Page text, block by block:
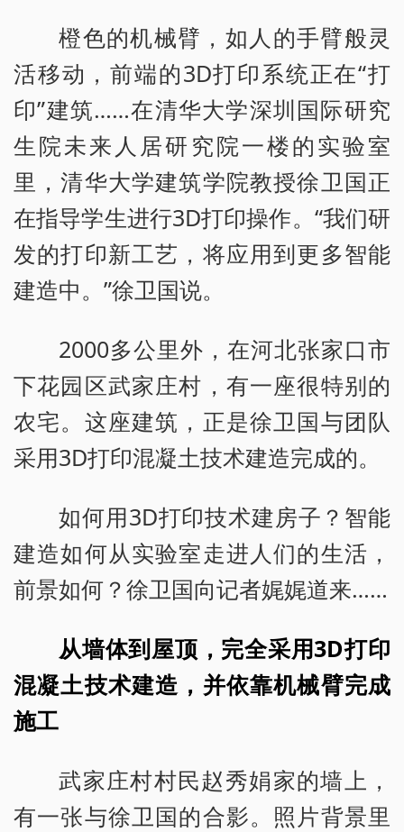
橙色的机械臂，如人的手臂般灵
活移动，前端的3D打印系统正在“打
印”建筑……在清华大学深圳国际研究
生院未来人居研究院一楼的实验室
里，清华大学建筑学院教授徐卫国正
在指导学生进行3D打印操作。“我们研
发的打印新工艺，将应用到更多智能
建造中。”徐卫国说。
2000多公里外，在河北张家口市
下花园区武家庄村，有一座很特别的
农宅。这座建筑，正是徐卫国与团队
采用3D打印混凝土技术建造完成的。
如何用3D打印技术建房子？智能
建造如何从实验室走进人们的生活，
前景如何？徐卫国向记者娓娓道来……
从墙体到屋顶，完全采用3D打印
混凝土技术建造，并依靠机械臂完成
施工
武家庄村村民赵秀娟家的墙上，
有一张与徐卫国的合影。照片背景里